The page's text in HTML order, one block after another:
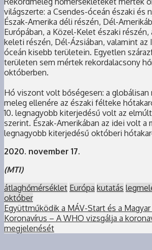
világszerte: a Csendes-óceán északi és
Észak-Amerika déli részén, Dél-
Európában, a Közel-Kelet északi
keleti részén, Dél-Ázsiában, valamint az
óceán kisebb területein. Egyetlen
területen sem mértek rekordalacsony
októberben.
Hó viszont volt bőségesen: a
meleg ellenére az északi félteke
10. legnagyobb kiterjedésű volt az
szerint. Észak-Amerikában az idei volt a
legnagyobb kiterjedésű októberi
2020. november 17.
(MTI)
átlaghőmérséklet Európa kutatás
október
Együttműködik a MÁV-Start és a
Koronavírus – A WHO vizsgálja a
megjelenését